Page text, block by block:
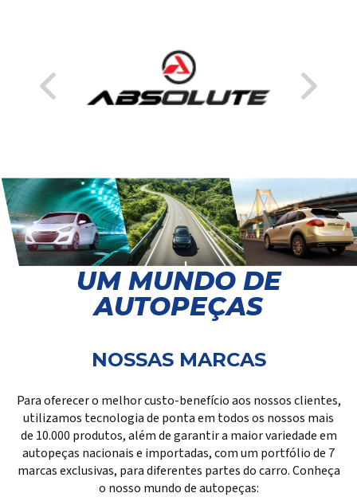
UM MUNDO DE
AUTOPEÇAS
NOSSAS MARCAS
Para oferecer o melhor custo-benefício aos nossos clientes,
utilizamos tecnologia de ponta em todos os nossos mais
de 10.000 produtos, além de garantir a maior variedade em
autopeças nacionais e importadas, com um portfólio de 7
marcas exclusivas, para diferentes partes do carro. Conheça
o nosso mundo de autopeças: